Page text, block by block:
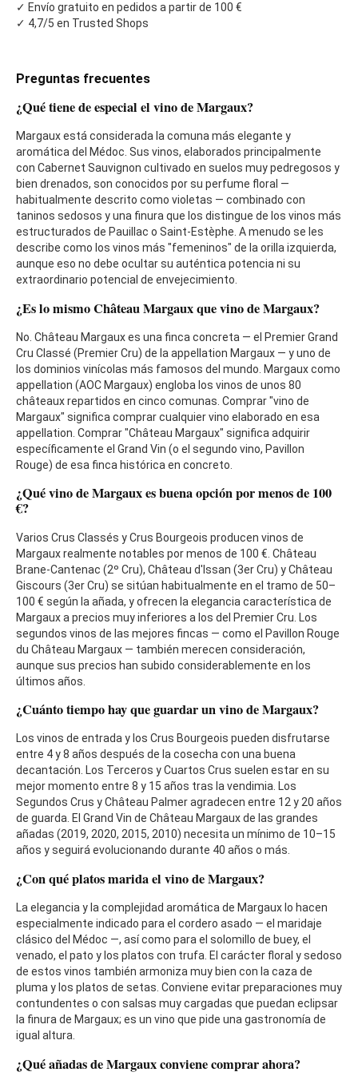
✓ Envío gratuito en pedidos a partir de 100 €
✓ 4,7/5 en Trusted Shops
Preguntas frecuentes
¿Qué tiene de especial el vino de Margaux?
Margaux está considerada la comuna más elegante y
aromática del Médoc. Sus vinos, elaborados principalmente
con Cabernet Sauvignon cultivado en suelos muy pedregosos y
bien drenados, son conocidos por su perfume floral —
habitualmente descrito como violetas — combinado con
taninos sedosos y una finura que los distingue de los vinos más
estructurados de Pauillac o Saint-Estèphe. A menudo se les
describe como los vinos más "femeninos" de la orilla izquierda,
aunque eso no debe ocultar su auténtica potencia ni su
extraordinario potencial de envejecimiento.
¿Es lo mismo Château Margaux que vino de Margaux?
No. Château Margaux es una finca concreta — el Premier Grand
Cru Classé (Premier Cru) de la appellation Margaux — y uno de
los dominios vinícolas más famosos del mundo. Margaux como
appellation (AOC Margaux) engloba los vinos de unos 80
châteaux repartidos en cinco comunas. Comprar "vino de
Margaux" significa comprar cualquier vino elaborado en esa
appellation. Comprar "Château Margaux" significa adquirir
específicamente el Grand Vin (o el segundo vino, Pavillon
Rouge) de esa finca histórica en concreto.
¿Qué vino de Margaux es buena opción por menos de 100
€?
Varios Crus Classés y Crus Bourgeois producen vinos de
Margaux realmente notables por menos de 100 €. Château
Brane-Cantenac (2º Cru), Château d'Issan (3er Cru) y Château
Giscours (3er Cru) se sitúan habitualmente en el tramo de 50–
100 € según la añada, y ofrecen la elegancia característica de
Margaux a precios muy inferiores a los del Premier Cru. Los
segundos vinos de las mejores fincas — como el Pavillon Rouge
du Château Margaux — también merecen consideración,
aunque sus precios han subido considerablemente en los
últimos años.
¿Cuánto tiempo hay que guardar un vino de Margaux?
Los vinos de entrada y los Crus Bourgeois pueden disfrutarse
entre 4 y 8 años después de la cosecha con una buena
decantación. Los Terceros y Cuartos Crus suelen estar en su
mejor momento entre 8 y 15 años tras la vendimia. Los
Segundos Crus y Château Palmer agradecen entre 12 y 20 años
de guarda. El Grand Vin de Château Margaux de las grandes
añadas (2019, 2020, 2015, 2010) necesita un mínimo de 10–15
años y seguirá evolucionando durante 40 años o más.
¿Con qué platos marida el vino de Margaux?
La elegancia y la complejidad aromática de Margaux lo hacen
especialmente indicado para el cordero asado — el maridaje
clásico del Médoc —, así como para el solomillo de buey, el
venado, el pato y los platos con trufa. El carácter floral y sedoso
de estos vinos también armoniza muy bien con la caza de
pluma y los platos de setas. Conviene evitar preparaciones muy
contundentes o con salsas muy cargadas que puedan eclipsar
la finura de Margaux; es un vino que pide una gastronomía de
igual altura.
¿Qué añadas de Margaux conviene comprar ahora?